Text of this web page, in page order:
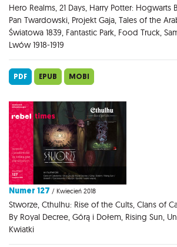
Hero Realms, 21 Days, Harry Potter: Hogwarts
Pan Twardowski, Projekt Gaja, Tales of the
Światowa 1839, Fantastic Park, Food Truck,
Lwów 1918-1919
PDF EPUB MOBI
Numer 127 / Kwiecień 2018
Stworze, Cthulhu: Rise of the Cults, Clans of
By Royal Decree, Górą i Dołem, Rising Sun,
Kwiatki